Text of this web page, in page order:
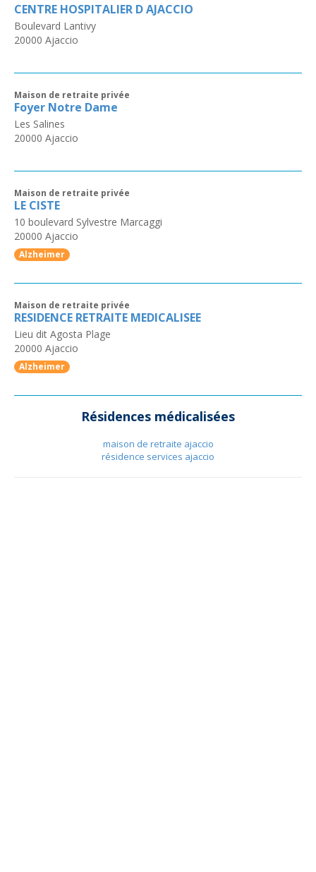
CENTRE HOSPITALIER D AJACCIO
Boulevard Lantivy
20000 Ajaccio
Maison de retraite privée
Foyer Notre Dame
Les Salines
20000 Ajaccio
Maison de retraite privée
LE CISTE
10 boulevard Sylvestre Marcaggi
20000 Ajaccio
Alzheimer
Maison de retraite privée
RESIDENCE RETRAITE MEDICALISEE
Lieu dit Agosta Plage
20000 Ajaccio
Alzheimer
Résidences médicalisées
maison de retraite ajaccio
résidence services ajaccio